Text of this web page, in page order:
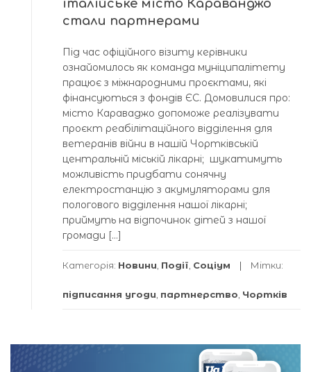
італійське місто Караванджо
стали партнерами
Під час офіційного візиту керівники
ознайомилось як команда муніципалітету
працює з міжнародними проєктами, які
фінансуються з фондів ЄС. Домовилися про:
місто Караваджо допоможе реалізувати
проєкт реабілітаційного відділення для
ветеранів війни в нашій Чортківській
центральній міській лікарні; шукатимуть
можливість придбати сонячну
електростанцію з акумуляторами для
пологового відділення нашої лікарні;
приймуть на відпочинок дітей з нашої
громади […]
Категорія: Новини, Події, Соціум Мітки:
підписання угоди, партнерство, Чортків